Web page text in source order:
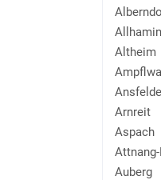
Altheim
Arnreit
Aspach
Auberg